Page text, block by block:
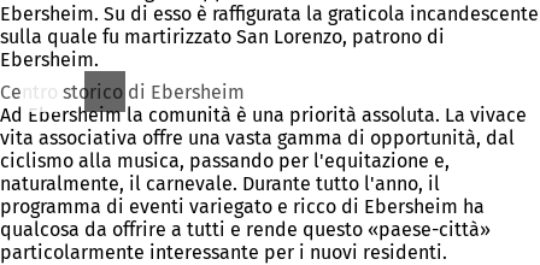
Ebersheim. Su di esso è raffigurata la graticola incandescente
sulla quale fu martirizzato San Lorenzo, patrono di
Ebersheim.
Centro storico di Ebersheim
Ad Ebersheim la comunità è una priorità assoluta. La vivace
vita associativa offre una vasta gamma di opportunità, dal
ciclismo alla musica, passando per l'equitazione e,
naturalmente, il carnevale. Durante tutto l'anno, il
programma di eventi variegato e ricco di Ebersheim ha
qualcosa da offrire a tutti e rende questo «paese-città»
particolarmente interessante per i nuovi residenti.